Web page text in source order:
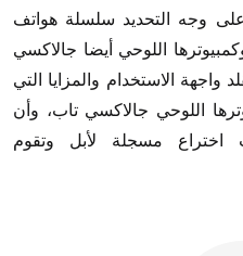
وجه التحديد سلسلة هواتف
اللوحي أيضا جالاكسي
الاستخدام والمزايا التي
اللوحي جالاكسي تاب، وأن
اختراع مسجلة لأبل وتقوم